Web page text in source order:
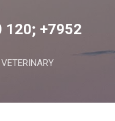
120; +7952